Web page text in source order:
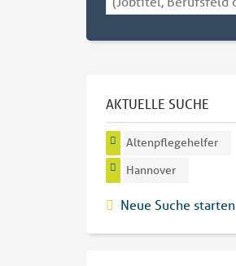
AKTUELLE SUCHE
Altenpflegehelfer
Hannover
Neue Suche starten